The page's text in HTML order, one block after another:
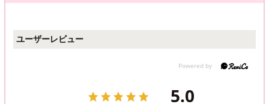
ユーザーレビュー
5.0